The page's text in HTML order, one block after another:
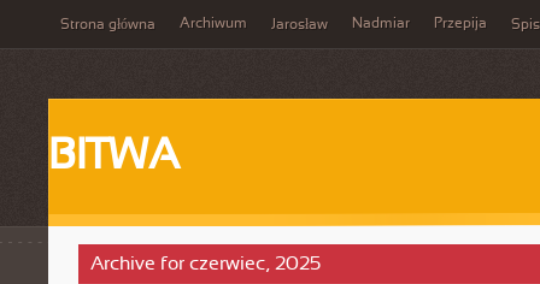
Strona główna Archiwum Jarosław Nadmiar Przepija
BITWA
Archive for czerwiec, 2025